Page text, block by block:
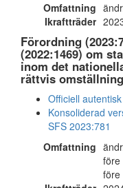
Omfattning
Ikraftträder
Förordning
(2022:1469) om
inom det
rättvis omställning
Officiell
Konsoliderad
SFS 2023:781
Omfattning
före
före